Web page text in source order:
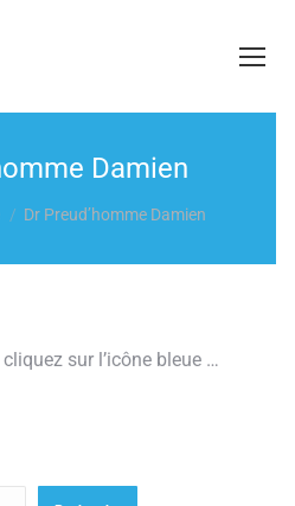
Damien
Dr Preud’homme Damien
sur l’icône bleue …